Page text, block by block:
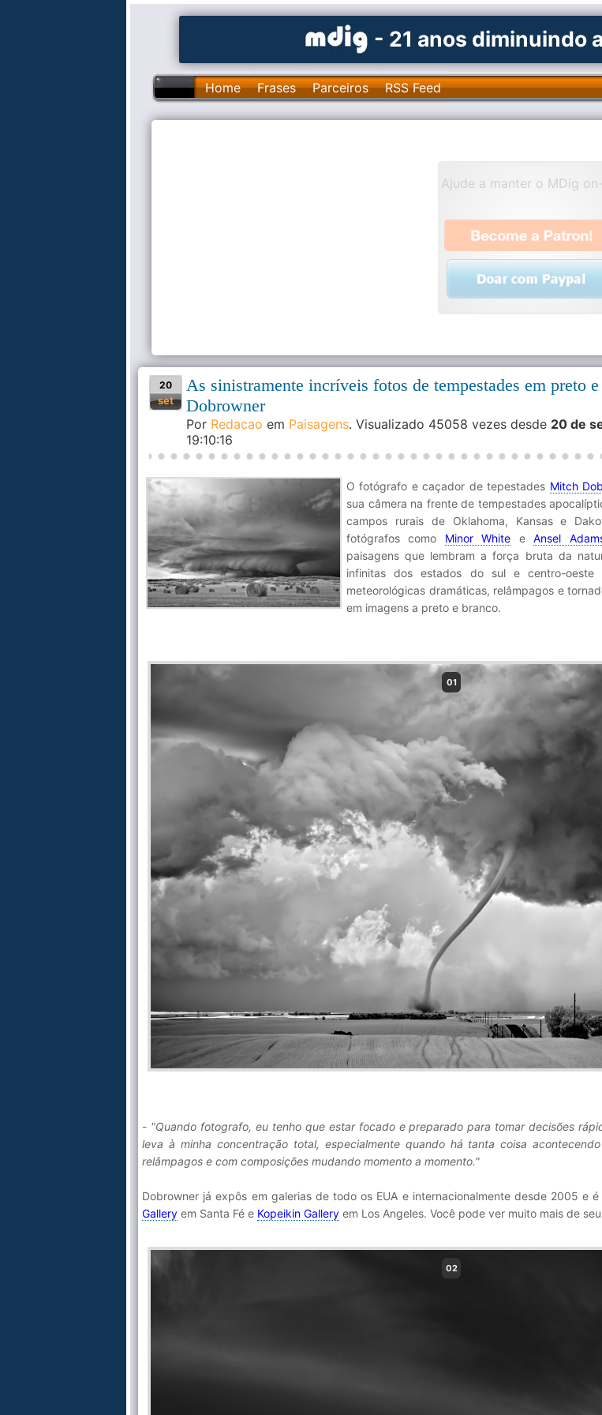
- 21 anos diminuindo
Home Frases Parceiros RSS Feed
Ajude a manter o MDig
20
set
As sinistramente incríveis fotos de tempestades em preto
Dobrowner
Por Redacao em Paisagens. Visualizado 45058 vezes desde 20 de
19:10:16
O fotógrafo e caçador de tepestades Mitch
sua câmera na frente de tempestades
campos rurais de Oklahoma, Kansas e
fotógrafos como Minor White eAnsel
paisagens que lembram a força bruta da
infinitas dos estados do sul e centro-oeste
meteorológicas dramáticas, relâmpagos e
em imagens a preto e branco.
01
- "Quando fotografo, eu tenho que estar focado e preparado para tomar decisões
leva à minha concentração total, especialmente quando há tanta coisa
relâmpagos e com composições mudando momento a momento."
Dobrowner já expôs em galerias de todo os EUA e internacionalmente desde 2005 e
Gallery em Santa Fé e Kopeikin Gallery em Los Angeles. Você pode ver muito mais de
02